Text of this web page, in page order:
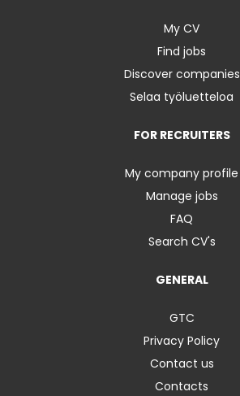
My CV
Find jobs
Discover companies
Selaa työluetteloa
FOR RECRUITERS
My company profile
Manage jobs
FAQ
Search CV's
GENERAL
GTC
Privacy Policy
Contact us
Contacts